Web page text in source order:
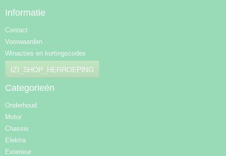
Informatie
Contact
Voorwaarden
Winacties en kortingscodes
IZI_SHOP_HERROEPING
Categorieën
Onderhoud
Motor
Chassis
Elektra
Exterieur